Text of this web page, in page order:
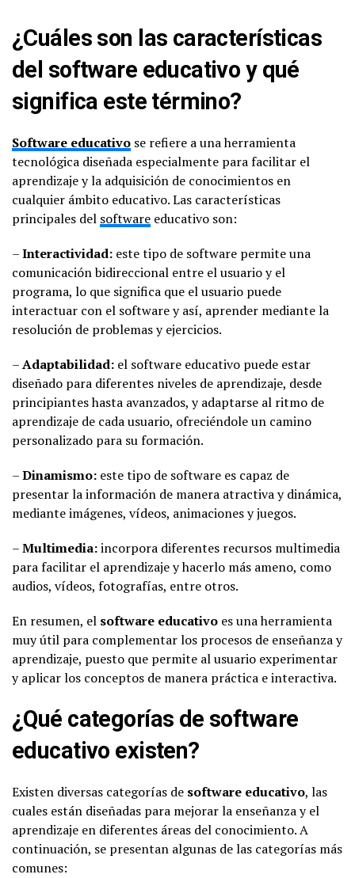
¿Cuáles son las características
del software educativo y qué
significa este término?
Software educativo se refiere a una herramienta
tecnológica diseñada especialmente para facilitar el
aprendizaje y la adquisición de conocimientos en
cualquier ámbito educativo. Las características
principales del software educativo son:
–Interactividad: este tipo de software permite una
comunicación bidireccional entre el usuario y el
programa, lo que significa que el usuario puede
interactuar con el software y así, aprender mediante la
resolución de problemas y ejercicios.
–Adaptabilidad: el software educativo puede estar
diseñado para diferentes niveles de aprendizaje, desde
principiantes hasta avanzados, y adaptarse al ritmo de
aprendizaje de cada usuario, ofreciéndole un camino
personalizado para su formación.
–Dinamismo: este tipo de software es capaz de
presentar la información de manera atractiva y dinámica,
mediante imágenes, vídeos, animaciones y juegos.
–Multimedia:incorpora diferentes recursos multimedia
para facilitar el aprendizaje y hacerlo más ameno, como
audios, vídeos, fotografías, entre otros.
En resumen, el software educativo es una herramienta
muy útil para complementar los procesos de enseñanza y
aprendizaje, puesto que permite al usuario experimentar
y aplicar los conceptos de manera práctica e interactiva.
¿Qué categorías de software
educativo existen?
Existen diversas categorías de software educativo, las
cuales están diseñadas para mejorar la enseñanza y el
aprendizaje en diferentes áreas del conocimiento. A
continuación, se presentan algunas de las categorías más
comunes: